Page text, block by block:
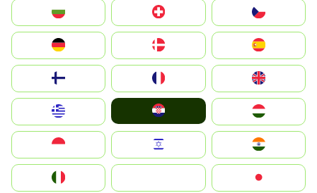
Switzerland
Deutschland
United Kingdom
Magyarország